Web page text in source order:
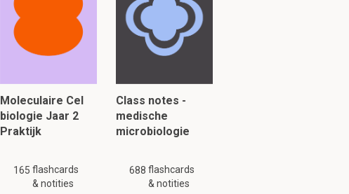
Moleculaire Cel
biologie Jaar 2
Praktijk
165 flashcards
& notities
Class notes -
medische
microbiologie
688 flashcards
& notities